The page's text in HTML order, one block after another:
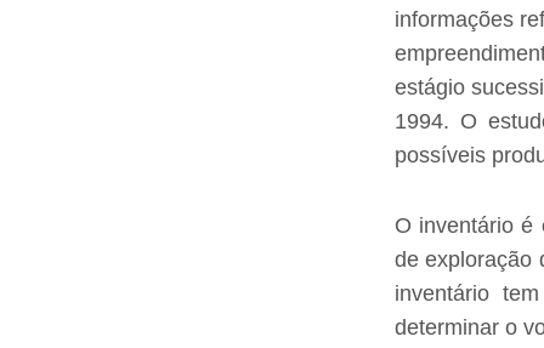
informações
estágio
1994. O
possíveis
O inventário é
de exploração
inventário
determinar o